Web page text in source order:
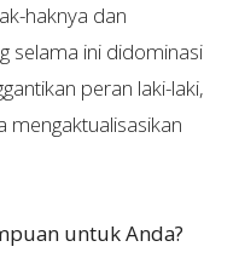
haknya dan
selama ini didominasi
peran laki-laki,
untuk Anda?